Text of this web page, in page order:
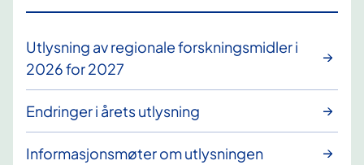
Utlysning av regionale forskningsmidler i
2026 for 2027
Endringer i årets utlysning
Informasjonsmøter om utlysningen